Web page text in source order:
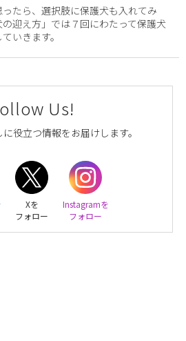
たら、選択肢に保護犬も入れてみ
迎え方」では７回にわたって保護犬
いきます。
Us!
役立つ情報をお届けします。
Xを
フォロー
Instagramを
フォロー